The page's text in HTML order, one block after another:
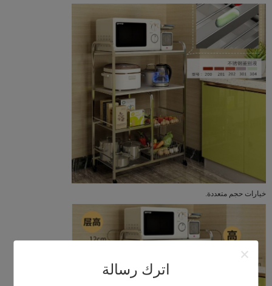
اترك رسالة
خيارات حجم متعددة.